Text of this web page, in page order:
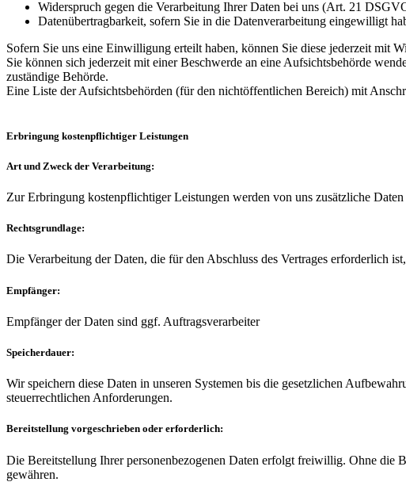
Widerspruch gegen die Verarbeitung Ihrer Daten bei uns (Art. 21
Datenübertragbarkeit, sofern Sie in die Datenverarbeitung eingewilligt
Sofern Sie uns eine Einwilligung erteilt haben, können Sie diese jederzeit mit
Sie können sich jederzeit mit einer Beschwerde an eine Aufsichtsbehörde
zuständige Behörde.
Eine Liste der Aufsichtsbehörden (für den nichtöffentlichen Bereich) mit
Erbringung kostenpflichtiger Leistungen
Art und Zweck der Verarbeitung:
Zur Erbringung kostenpflichtiger Leistungen werden von uns zusätzliche
Rechtsgrundlage:
Die Verarbeitung der Daten, die für den Abschluss des Vertrages erforderlich
Empfänger:
Empfänger der Daten sind ggf. Auftragsverarbeiter
Speicherdauer:
Wir speichern diese Daten in unseren Systemen bis die gesetzlichen
steuerrechtlichen Anforderungen.
Bereitstellung vorgeschrieben oder erforderlich:
Die Bereitstellung Ihrer personenbezogenen Daten erfolgt freiwillig. Ohne die
gewähren.